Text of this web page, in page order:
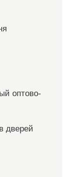
оптово-
дверей